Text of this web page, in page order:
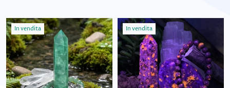
In vendita In vendita